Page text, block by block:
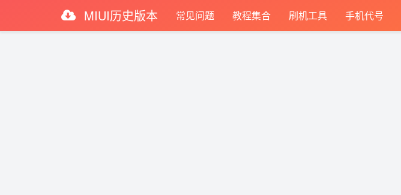
MIUI历史版本 常见问题 教程集合 刷机工具 手机代号